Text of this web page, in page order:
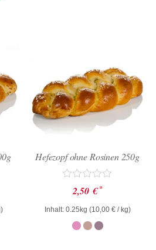
Hefezopf ohne Rosinen 250g
Bewertet
mit
0
von
2,50 € *
Inhalt: 0.25kg (10,00 €/ kg)